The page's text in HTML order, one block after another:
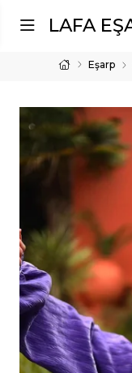
LAFA
Eşarp